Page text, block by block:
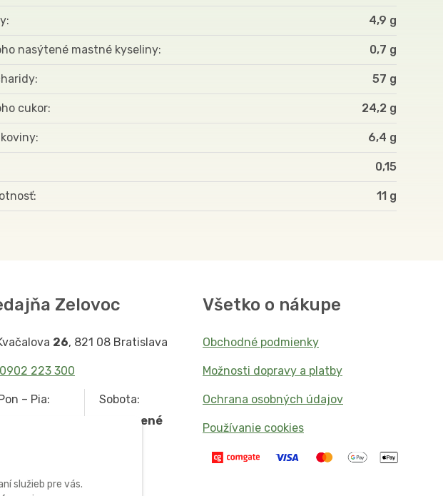
služieb pre vás.
4,9 g
nasýtené mastné kyseliny 0,7 g
57 g
cukor 24,2 g
6,4 g
0,15
11
Zelovoc
26, 821 08 Bratislava
0902 223 300
– Pia:
Sobota:
Zatvorené
Všetko o nákupe
Obchodné podmienky
Možnosti dopravy a platby
Ochrana osobných údajov
Používanie cookies